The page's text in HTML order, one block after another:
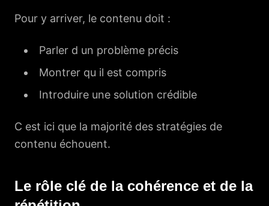
Pour y arriver, le contenu doit :
Parler d un problème précis
Montrer qu il est compris
Introduire une solution crédible
C est ici que la majorité des stratégies de
contenu échouent.
Le rôle clé de la cohérence et de la